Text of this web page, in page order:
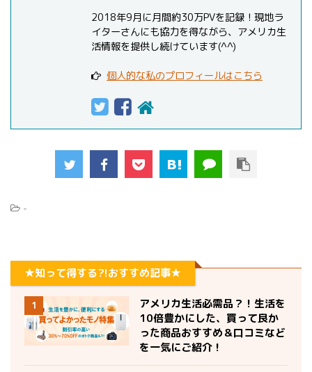
2018年9月に月間約30万PVを記録！現地ラ
イターさんにも協力を得ながら、アメリカ生
活情報を提供し続けています(^^)
個人的な私のプロフィールはこちら
-
★知って得する?!おすすめ記事★
1
アメリカ生活必需品？！生活を
10倍豊かにした、買って良か
った商品おすすめ＆口コミなど
を一気にご紹介！